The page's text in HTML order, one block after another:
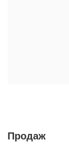
Продаж